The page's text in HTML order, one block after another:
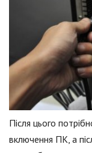
Після цього
включення ПК, а